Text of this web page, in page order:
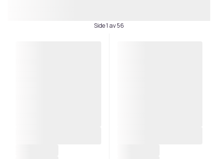
Side 1 av 56